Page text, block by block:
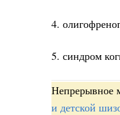
4.
5. синдром
Непрерывное
и детской